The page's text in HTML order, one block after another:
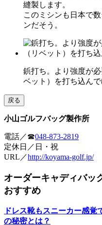
縫製します。
このミシンも日本で
ンだそう。
鋲打ち。より強度が
ベット）を打ち込んで
戻る
小山ゴルフバッグ製作所
電話／☎048-873-2819
定休日／日・祝
URL／http://koyama-golf.jp/
オーダーキャディバッ
おすすめ
ドレス靴もスニーカー感
の秘密とは？